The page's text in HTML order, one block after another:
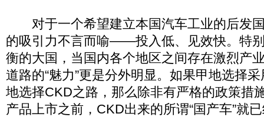
对于一个希望建立本国汽车工业的后发
的吸引力不言而喻——投入低、见效快。特
衡的大国，当国内各个地区之间存在激烈产
道路的“魅力”更是分外明显。如果甲地选择
地选择CKD之路，那么除非有严格的政策措
产品上市之前，CKD出来的所谓“国产车”就